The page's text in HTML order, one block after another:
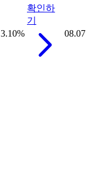
3.10%
확인하
기
08.07